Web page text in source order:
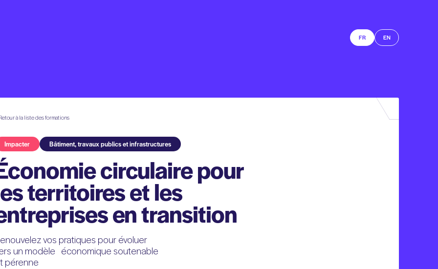
FR EN
à la liste des formations
Impacter Bâtiment, travaux publics et infrastructures
circulaire pour
territoires et les
en transition
vos pratiques pour évoluer
un modèle économique soutenable
pérenne